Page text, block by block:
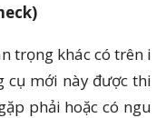
trọng khác có trên i
cụ mới này được thi
phải hoặc có ngu